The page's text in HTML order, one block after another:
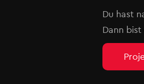
Du hast
Dann